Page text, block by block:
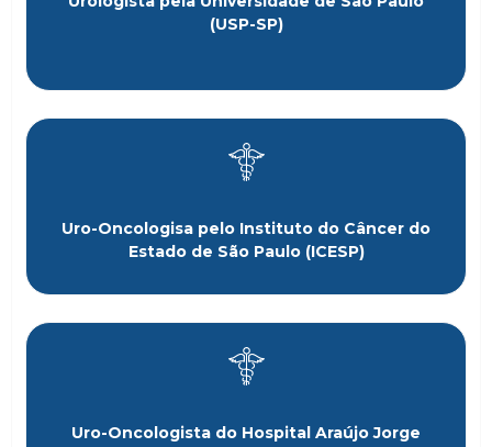
(USP-SP)
Uro-Oncologisa pelo Instituto do Câncer do
Estado de São Paulo (ICESP)
Uro-Oncologista do Hospital Araújo Jorge